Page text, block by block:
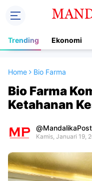
Trending Ekonomi
Home Bio Farma
Bio Farma
Ketahanan
Kamis, Januari 19,